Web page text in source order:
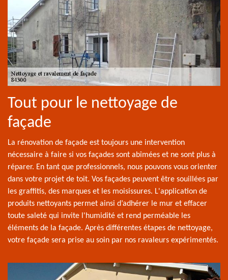
Tout pour le nettoyage de
façade
La rénovation de façade est toujours une intervention
nécessaire à faire si vos façades sont abîmées et ne sont plus à
réparer. En tant que professionnels, nous pouvons vous orienter
dans votre projet de toit. Vos façades peuvent être souillées par
les graffitis, des marques et les moisissures. L'application de
produits nettoyants permet ainsi d’adhérer le mur et effacer
toute saleté qui invite l'humidité et rend perméable les
éléments de la façade. Après différentes étapes de nettoyage,
votre façade sera prise au soin par nos ravaleurs expérimentés.